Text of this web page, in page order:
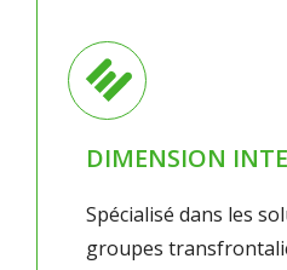
DIMENSION
Spécialisé dans les
groupes